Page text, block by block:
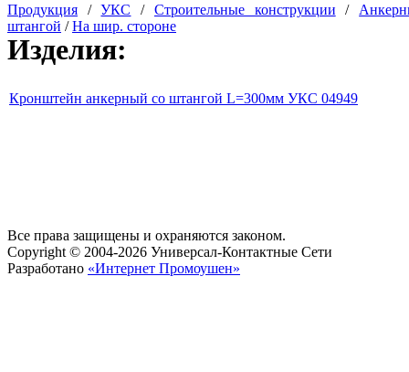
Продукция /УКС / Строительные конструкции /
штангой /На шир. стороне
Изделия:
Кронштейн анкерный со штангой L=300мм УКС 04949
Все права защищены и охраняются законом.
Copyright © 2004-2026 Универсал-Контактные Сети
Разработано «Интернет Промоушен»